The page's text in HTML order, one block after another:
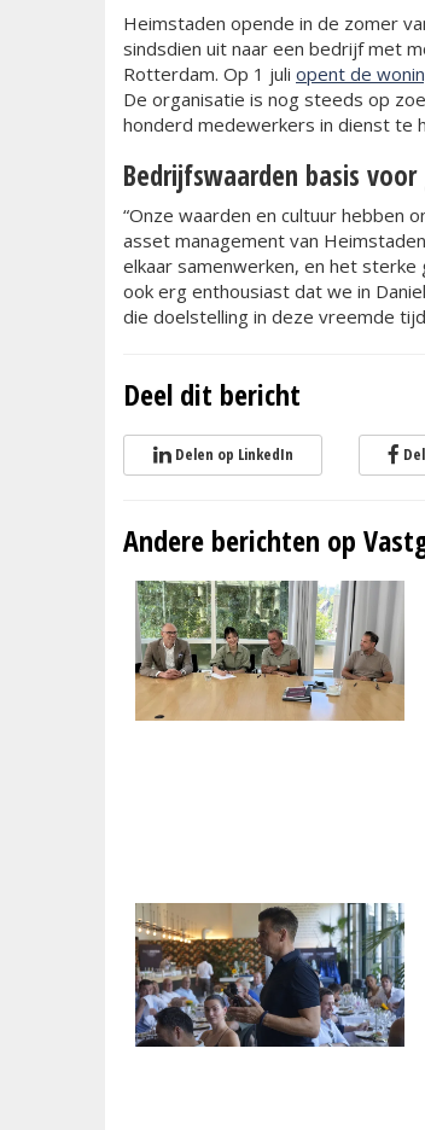
Heimstaden opende in de zomer
sindsdien uit naar een bedrijf met
Rotterdam. Op 1 juli opent de
De organisatie is nog steeds op
honderd medewerkers in dienst te
Bedrijfswaarden basis voor
“Onze waarden en cultuur hebben
asset management van
elkaar samenwerken, en het
ook erg enthousiast dat we in
die doelstelling in deze vreemde
Deel dit bericht
Delen op LinkedIn
Andere berichten op